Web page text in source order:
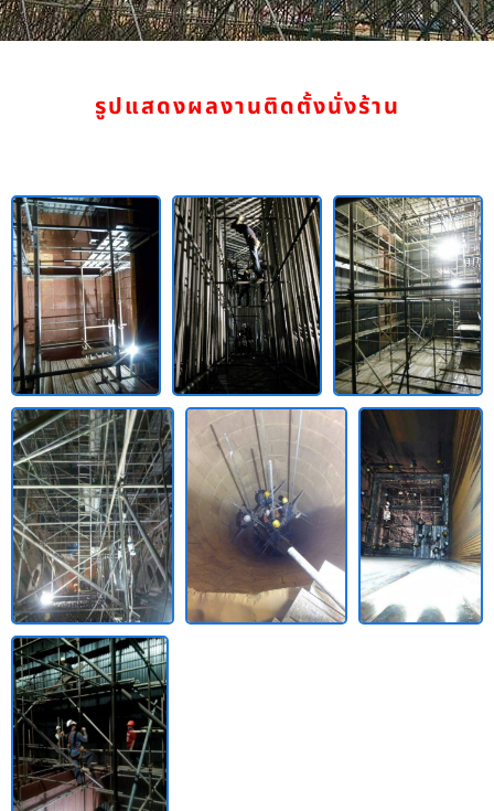
รูปแสดงผลงานติดตั้งนั่งร้าน